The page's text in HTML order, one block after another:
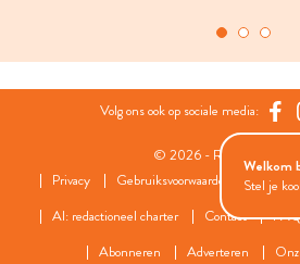
Volg ons ook op sociale media:
© 2026 - Roularta Media
Privacy
Gebruiksvoorwaarden Cookies
AI: redactioneel charter
Contact
Abonneren
Adverteren
Welkom
Stel je